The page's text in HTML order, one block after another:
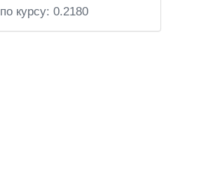
по курсу: 0.2180